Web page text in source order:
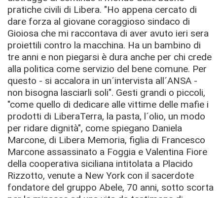
pratiche civili di Libera. "Ho appena cercato di
dare forza al giovane coraggioso sindaco di
Gioiosa che mi raccontava di aver avuto ieri sera
proiettili contro la macchina. Ha un bambino di
tre anni e non piegarsi è dura anche per chi crede
alla politica come servizio del bene comune. Per
questo - si accalora in un´intervista all´ANSA -
non bisogna lasciarli soli". Gesti grandi o piccoli,
"come quello di dedicare alle vittime delle mafie i
prodotti di LiberaTerra, la pasta, l´olio, un modo
per ridare dignità", come spiegano Daniela
Marcone, di Libera Memoria, figlia di Francesco
Marcone assassinato a Foggia e Valentina Fiore
della cooperativa siciliana intitolata a Placido
Rizzotto, venute a New York con il sacerdote
fondatore del gruppo Abele, 70 anni, sotto scorta